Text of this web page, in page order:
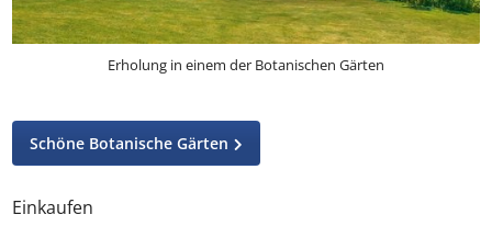
Erholung in einem der Botanischen Gärten
Schöne Botanische Gärten